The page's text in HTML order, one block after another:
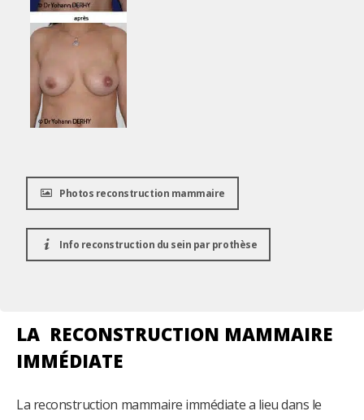
Photos reconstruction mammaire
Info reconstruction du sein par prothèse
LA RECONSTRUCTION MAMMAIRE
IMMÉDIATE
La reconstruction mammaire immédiate a lieu dans le